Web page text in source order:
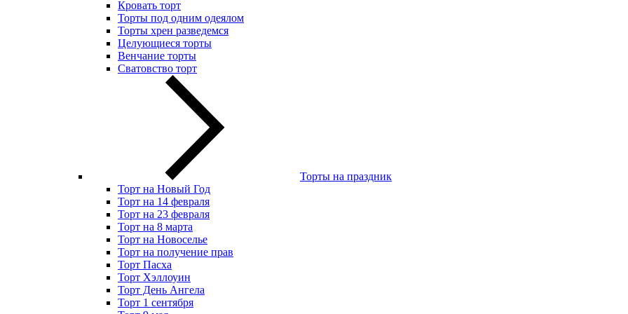
Кровать торт
Торты под одним одеялом
Торты хрен разведемся
Целующиеся торты
Венчание торты
Сватовство торт
Торты на праздник
Торт на Новый Год
Торт на 14 февраля
Торт на 23 февраля
Торт на 8 марта
Торт на Новоселье
Торт на получение прав
Торт Пасха
Торт Хэллоуин
Торт День Ангела
Торт 1 сентября